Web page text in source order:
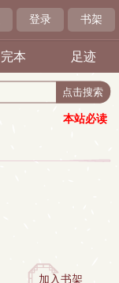
登录 书架
完本 足迹
本站必读
加入书架